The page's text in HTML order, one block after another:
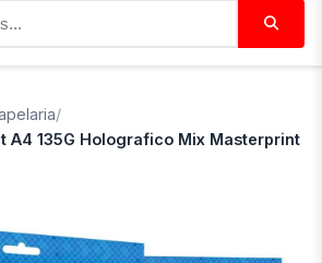
/
A4 135G Holografico Mix Masterprint